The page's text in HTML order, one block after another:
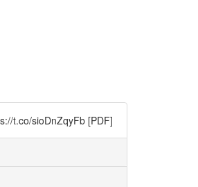
t.co/sioDnZqyFb [PDF]